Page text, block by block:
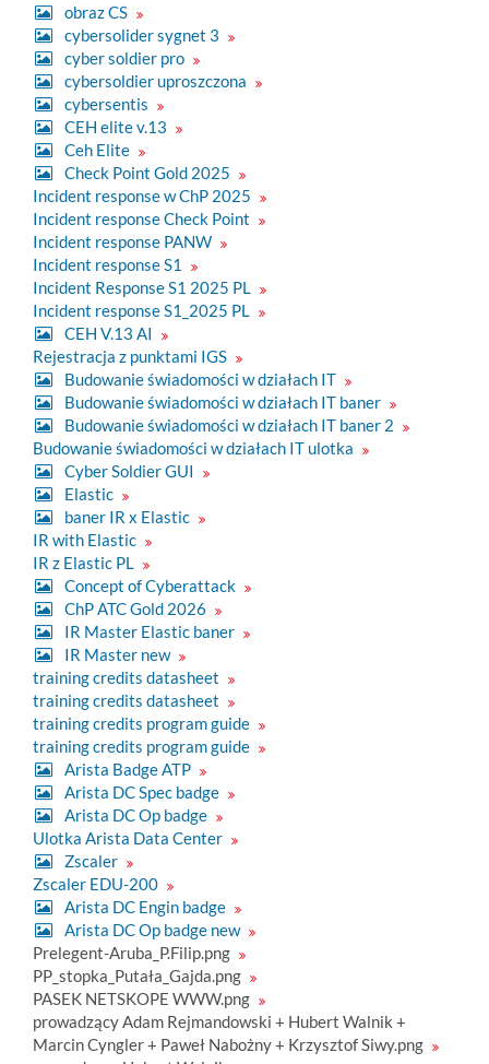
obraz CS
cybersolider sygnet 3
cyber soldier pro
cybersoldier uproszczona
cybersentis
CEH elite v.13
Ceh Elite
Check Point Gold 2025
Incident response w ChP 2025
Incident response Check Point
Incident response PANW
Incident response S1
Incident Response S1 2025 PL
Incident response S1_2025 PL
CEH V.13 AI
Rejestracja z punktami IGS
Budowanie świadomości w działach IT
Budowanie świadomości w działach IT baner
Budowanie świadomości w działach IT baner 2
Budowanie świadomości w działach IT ulotka
Cyber Soldier GUI
Elastic
baner IR x Elastic
IR with Elastic
IR z Elastic PL
Concept of Cyberattack
ChP ATC Gold 2026
IR Master Elastic baner
IR Master new
training credits datasheet
training credits datasheet
training credits program guide
training credits program guide
Arista Badge ATP
Arista DC Spec badge
Arista DC Op badge
Ulotka Arista Data Center
Zscaler
Zscaler EDU-200
Arista DC Engin badge
Arista DC Op badge new
Prelegent-Aruba_P.Filip.png
PP_stopka_Putała_Gajda.png
PASEK NETSKOPE WWW.png
prowadzący Adam Rejmandowski + Hubert Walnik +
Marcin Cyngler + Paweł Nabożny + Krzysztof Siwy.png